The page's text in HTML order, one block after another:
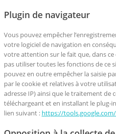
Plugin de navigateur
Vous pouvez empêcher
votre logiciel de navigation en
votre attention sur le fait que, dans
pas utiliser toutes les fonctions de ce
pouvez en outre empêcher la saisie
par le cookie et relatives à votre
adresse IP) ainsi que le traitement de
téléchargeant et en installant le plug-
lien suivant : https://